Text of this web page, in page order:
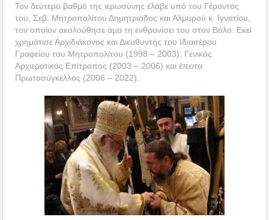
Τον δεύτερο βαθμό της ιερωσύνης έλαβε υπό του Γέροντός
του, Σεβ. Μητροπολίτου Δημητριάδος και Αλμυρού κ. Ιγνατίου,
τον οποίον ακολούθησε άμα τη ενθρονίσει του στον Βόλο. Εκεί
χρημάτισε Αρχιδιάκονος και Διευθυντής του Ιδιαιτέρου
Γραφείου του Μητροπολίτου (1998 – 2003), Γενικός
Αρχιερατικός Επίτροπος (2003 – 2006) και έπειτα
Πρωτοσύγκελλος (2006 – 2022).